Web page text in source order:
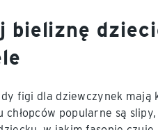
bieliznę
figi dla dziewczynek mają
chłopców popularne są